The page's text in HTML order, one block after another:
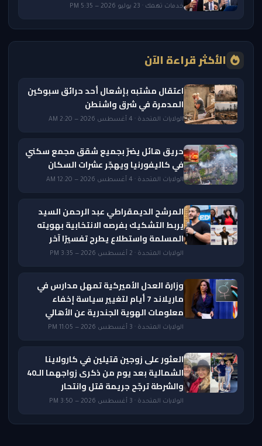
خدمات تهمك · 23 يوليو 2026 — 5:35 PM
الأكثر قراءة الآن
اعتقال مشتبه بإشعال أحد حرائق سبوكين
المدمرة في شرق واشنطن
الولايات المتحدة · 4 أغسطس 2026 — 2:20 AM
حريق هائل يضرّ بجميع شقق مجمع سكني
في كاليفورنيا ويهجّر عشرات السكان
الولايات المتحدة · 4 أغسطس 2026 — 12:20 AM
المرشح الديمقراطي عبد الرحمن السيد
يربط التشكيك بفرصه الانتخابية بهويته
المسلمة واستطلاع يطرح تفسيرًا آخر
الولايات المتحدة · 2 أغسطس 2026 — 3:35 PM
وزارة العدل الأميركية تمهل مدارس في
ماريلاند 7 أيام لتغيير سياسة إخفاء
معلومات الهوية الجندرية عن الأهالي
الولايات المتحدة · 3 أغسطس 2026 — 11:05 PM
العثور على زوجين قتيلين في كارولاينا
الشمالية بعد يوم من ذكرى زواجهما الـ40
والشرطة ترجّح جريمة قتل وانتحار
الولايات المتحدة · 3 أغسطس 2026 — 3:50 PM